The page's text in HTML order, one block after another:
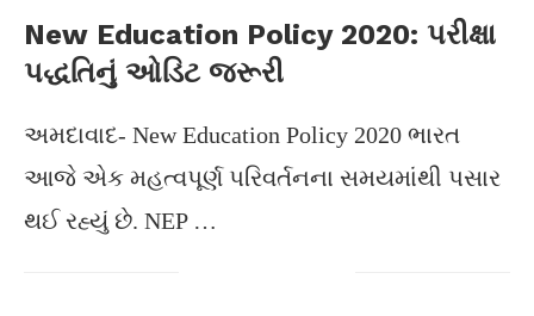
New Education Policy 2020: પરીક્ષા
પદ્ધતિનું ઓડિટ જરૂરી
અમદાવાદ- New Education Policy 2020 ભારત
આજે એક મહત્વપૂર્ણ પરિવર્તનના સમયમાંથી પસાર
થઈ રહ્યું છે. NEP …